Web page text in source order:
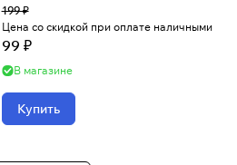
199 ₽
Цена со скидкой при оплате наличными
99 ₽
В магазине
Купить